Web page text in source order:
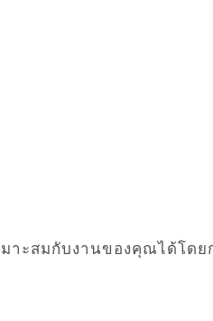
าะสมกับงานของคุณได้โดย